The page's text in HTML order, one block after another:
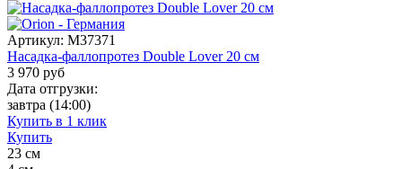
Артикул: M37371
Насадка-фаллопротез Double Lover 20 см
3 970 руб
Дата отгрузки:
завтра (14:00)
Купить в 1 клик
Купить
23 см